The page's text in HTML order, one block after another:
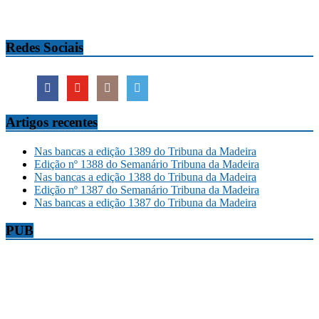
Redes Sociais
Artigos recentes
Nas bancas a edição 1389 do Tribuna da Madeira
Edição nº 1388 do Semanário Tribuna da Madeira
Nas bancas a edição 1388 do Tribuna da Madeira
Edição nº 1387 do Semanário Tribuna da Madeira
Nas bancas a edição 1387 do Tribuna da Madeira
PUB